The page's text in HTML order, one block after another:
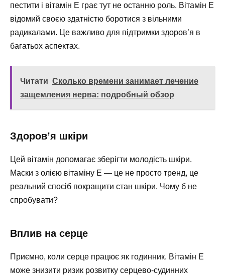
пестити і вітамін Е грає тут не останню роль. Вітамін Е
відомий своєю здатністю боротися з вільними
радикалами. Це важливо для підтримки здоров’я в
багатьох аспектах.
Читати Сколько времени занимает лечение
защемления нерва: подробный обзор
Здоров’я шкіри
Цей вітамін допомагає зберігти молодість шкіри.
Маски з олією вітаміну Е — це не просто тренд, це
реальний спосіб покращити стан шкіри. Чому б не
спробувати?
Вплив на серце
Приємно, коли серце працює як годинник. Вітамін Е
може знизити ризик розвитку серцево-судинних